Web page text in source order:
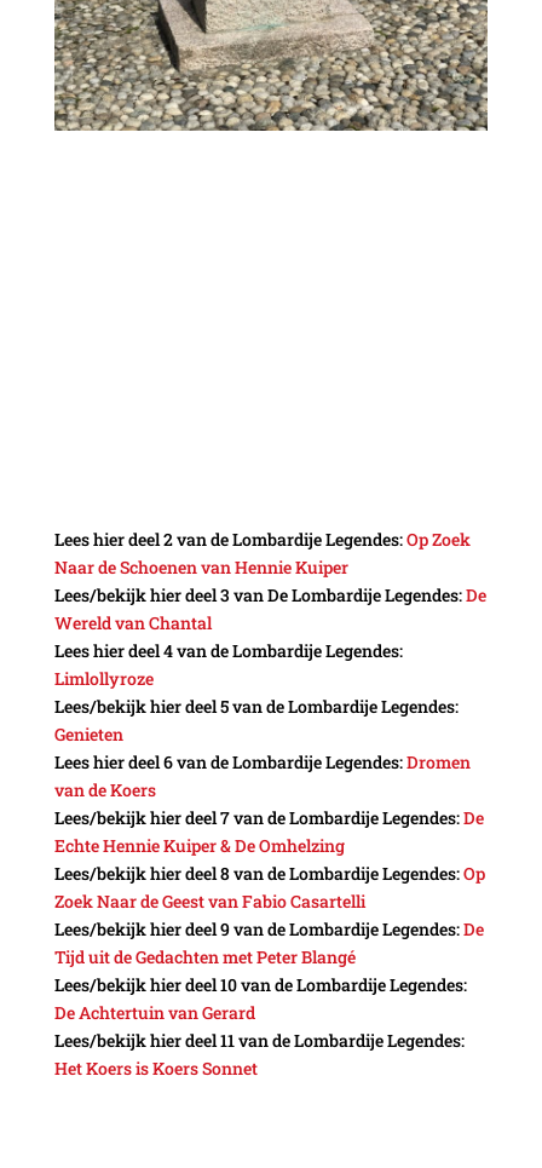
Lees hier deel 2 van de Lombardije Legendes:Op Zoek
Naar de Schoenen van Hennie Kuiper
Lees/bekijk hier deel 3 van De Lombardije Legendes:De
Wereld van Chantal
Lees hier deel 4 van de Lombardije Legendes:
Limlollyroze
Lees/bekijk hier deel 5 van de Lombardije Legendes:
Genieten
Lees hier deel 6 van de Lombardije Legendes:Dromen
van de Koers
Lees/bekijk hier deel 7 van de Lombardije Legendes:De
Echte Hennie Kuiper & De Omhelzing
Lees/bekijk hier deel 8 van de Lombardije Legendes:Op
Zoek Naar de Geest van Fabio Casartelli
Lees/bekijk hier deel 9 van de Lombardije Legendes:De
Tijd uit de Gedachten met Peter Blangé
Lees/bekijk hier deel 10 van de Lombardije Legendes:
De Achtertuin van Gerard
Lees/bekijk hier deel 11 van de Lombardije Legendes:
Het Koers is Koers Sonnet